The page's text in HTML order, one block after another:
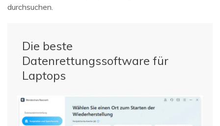
durchsuchen.
Die beste
Datenrettungssoftware für
Laptops